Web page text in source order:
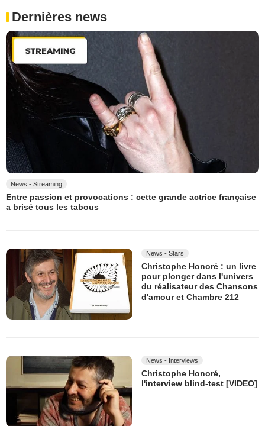
Dernières news
News - Streaming
Entre passion et provocations : cette grande actrice française
a brisé tous les tabous
News - Stars
Christophe Honoré : un livre
pour plonger dans l'univers
du réalisateur des Chansons
d'amour et Chambre 212
News - Interviews
Christophe Honoré,
l'interview blind-test [VIDEO]